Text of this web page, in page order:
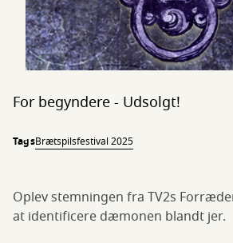
For begyndere - Udsolgt!
TagsBrætspilsfestival 2025
Oplev stemningen fra TV2s
at identificere dæmonen blandt jer.